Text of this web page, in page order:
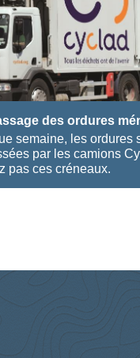
des ordures
semaine, les ordures
par les camions
pas ces créneaux.